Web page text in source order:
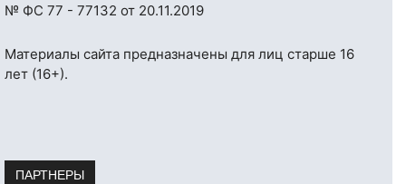
№ ФС 77 - 77132 от 20.11.2019
Материалы сайта предназначены для лиц старше 16
лет (16+).
ПАРТНЕРЫ